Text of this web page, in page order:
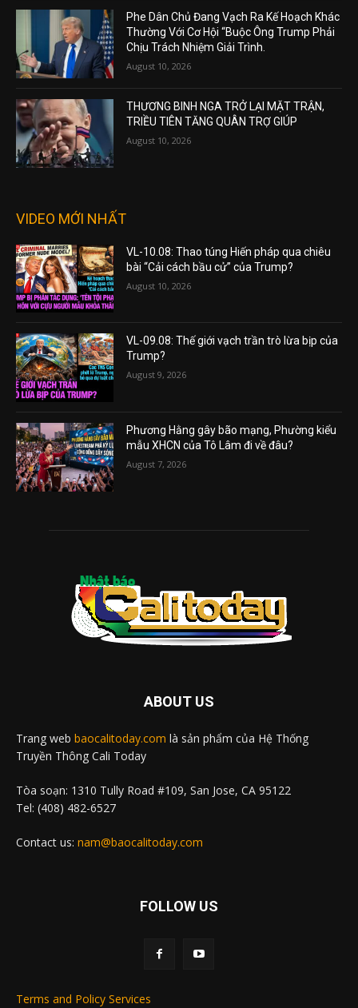
Phe Dân Chủ Đang Vạch Ra Kế Hoạch Khác
Thường Với Cơ Hội “Buộc Ông Trump Phải
Chịu Trách Nhiệm Giải Trình.
August 10, 2026
THƯƠNG BINH NGA TRỞ LẠI MẶT TRẬN,
TRIỀU TIÊN TĂNG QUÂN TRỢ GIÚP
August 10, 2026
VIDEO MỚI NHẤT
VL-10.08: Thao túng Hiến pháp qua chiêu
bài “Cải cách bầu cử” của Trump?
August 10, 2026
VL-09.08: Thế giới vạch trần trò lừa bịp của
Trump?
August 9, 2026
Phương Hằng gây bão mạng, Phường kiểu
mẫu XHCN của Tô Lâm đi về đâu?
August 7, 2026
ABOUT US
Trang web baocalitoday.com là sản phẩm của Hệ Thống
Truyền Thông Cali Today
Tòa soạn: 1310 Tully Road #109, San Jose, CA 95122
Tel: (408) 482-6527
Contact us: nam@baocalitoday.com
FOLLOW US
Terms and Policy Services